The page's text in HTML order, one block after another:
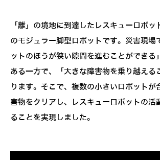
「離」の境地に到達したレスキューロボッ
のモジュラー脚型ロボットです。災害現場
ットのほうが狭い隙間を進むことができる
ある一方で、「大きな障害物を乗り越える
ります。そこで、複数の小さいロボットが
害物をクリアし、レスキューロボットの活
ることを実現しました。